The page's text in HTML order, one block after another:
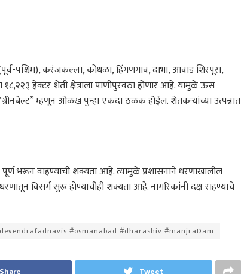
पश्चिम), करंजकल्ला, कोथळा, हिंगणगाव, दाभा, आवाड शिरपूरा,
हेक्टर शेती क्षेत्राला पाणीपुरवठा होणार आहे. यामुळे ऊस
म्हणून ओळख पुन्हा एकदा ठळक होईल. शेतकऱ्यांच्या उत्पन्नात
भरून वाहण्याची शक्यता आहे. त्यामुळे प्रशासनाने धरणाखालील
विसर्ग सुरू होण्याचीही शक्यता आहे. नागरिकांनी दक्ष राहण्याचे
#osmanabad #dharashiv #manjraDam